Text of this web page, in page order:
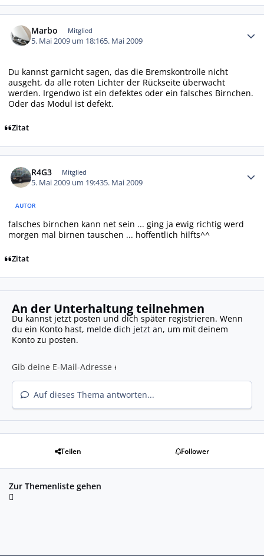
Marbo Mitglied
5. Mai 2009 um 18:165. Mai 2009
Du kannst garnicht sagen, das die Bremskontrolle nicht
ausgeht, da alle roten Lichter der Rückseite überwacht
werden. Irgendwo ist ein defektes oder ein falsches Birnchen.
Oder das Modul ist defekt.
Zitat
R4G3 Mitglied
5. Mai 2009 um 19:435. Mai 2009
AUTOR
falsches birnchen kann net sein ... ging ja ewig richtig werd
morgen mal birnen tauschen ... hoffentlich hilfts^^
Zitat
An der Unterhaltung teilnehmen
Du kannst jetzt posten und dich später registrieren. Wenn
du ein Konto hast, melde dich jetzt an, um mit deinem
Konto zu posten.
Auf dieses Thema antworten...
Teilen Follower
Zur Themenliste gehen